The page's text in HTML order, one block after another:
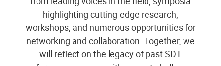
highlighting cutting-edge research,
workshops, and numerous opportunities for
networking and collaboration. Together, we
will reflect on the legacy of past SDT